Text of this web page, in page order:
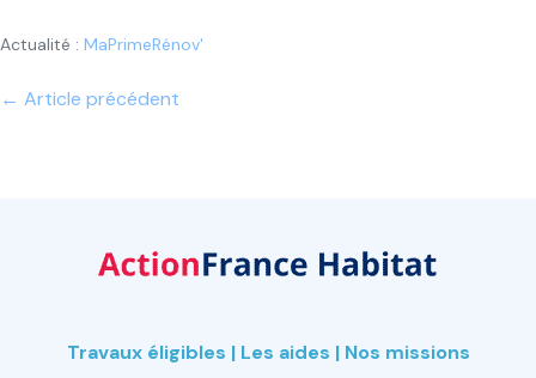
Actualité : MaPrimeRénov'
Navigation
← Article précédent
Travaux éligibles | Les aides | Nos missions